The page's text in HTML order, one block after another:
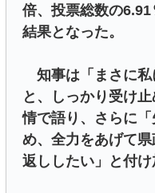
倍、投票総数の
結果となった。
知事は「まさに私
と、しっかり受け
情で語り、さらに
め、全力をあげて
返ししたい」と付け